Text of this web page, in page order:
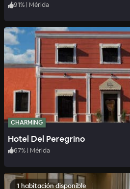
91% | Mérida
CHARMING
Hotel Del Peregrino
67% | Mérida
1 habitación disponible